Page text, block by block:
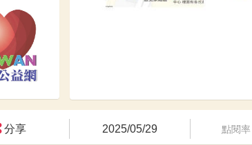
分享 2025/05/29 點閱率